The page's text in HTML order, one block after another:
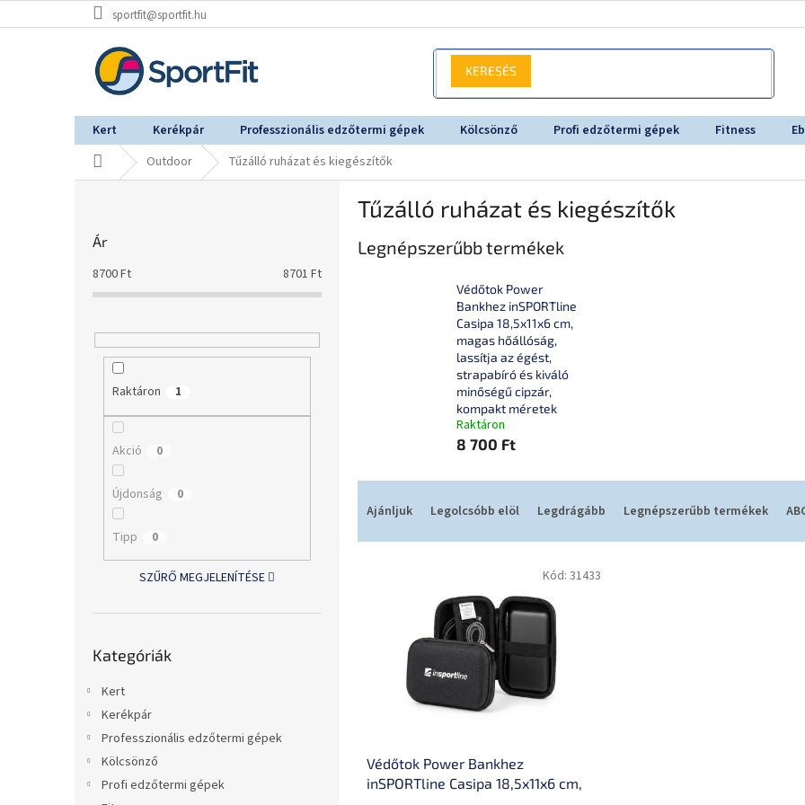
a
sportfit@sportfit.hu
Kert Kerékpár Professzionális edzőtermi gépek Kölcsönző Profi edzőtermi gépek Fitness
KezdőlapOutdoor Tűzálló ruházat és kiegészítők
Ár
8700Ft 8701 Ft
Raktáron 1
Akció 0
Újdonság 0
Tipp 0
SZŰRŐ MEGJELENÍTÉSE
átugrása
Kategóriák
Kert
Kerékpár
Professzionális edzőtermi gépek
Kölcsönző
Profi edzőtermi gépek
Tűzálló ruházat és kiegészítők
Legnépszerűbb termékek
Védőtok Power
Bankhez inSPORTline
Casipa 18,5x11x6 cm,
magas hőállóság,
lassítja az égést,
strapabíró és kiváló
minőségű cipzár,
kompakt méretek
Raktáron
8 700 Ft
Ajánljuk Legolcsóbb elöl Legdrágább Legnépszerűbb termékek
Védőtok Power Bankhez
inSPORTline Casipa 18,5x11x6 cm,
Kód: 31433